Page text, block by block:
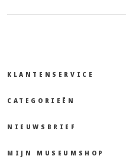
KLANTENSERVICE
CATEGORIEËN
NIEUWSBRIEF
MIJN MUSEUMSHOP